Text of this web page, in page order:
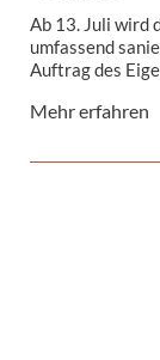
Ab 13. Juli wird
umfassend
Auftrag des
Spielgeräten
Mehr erfahren